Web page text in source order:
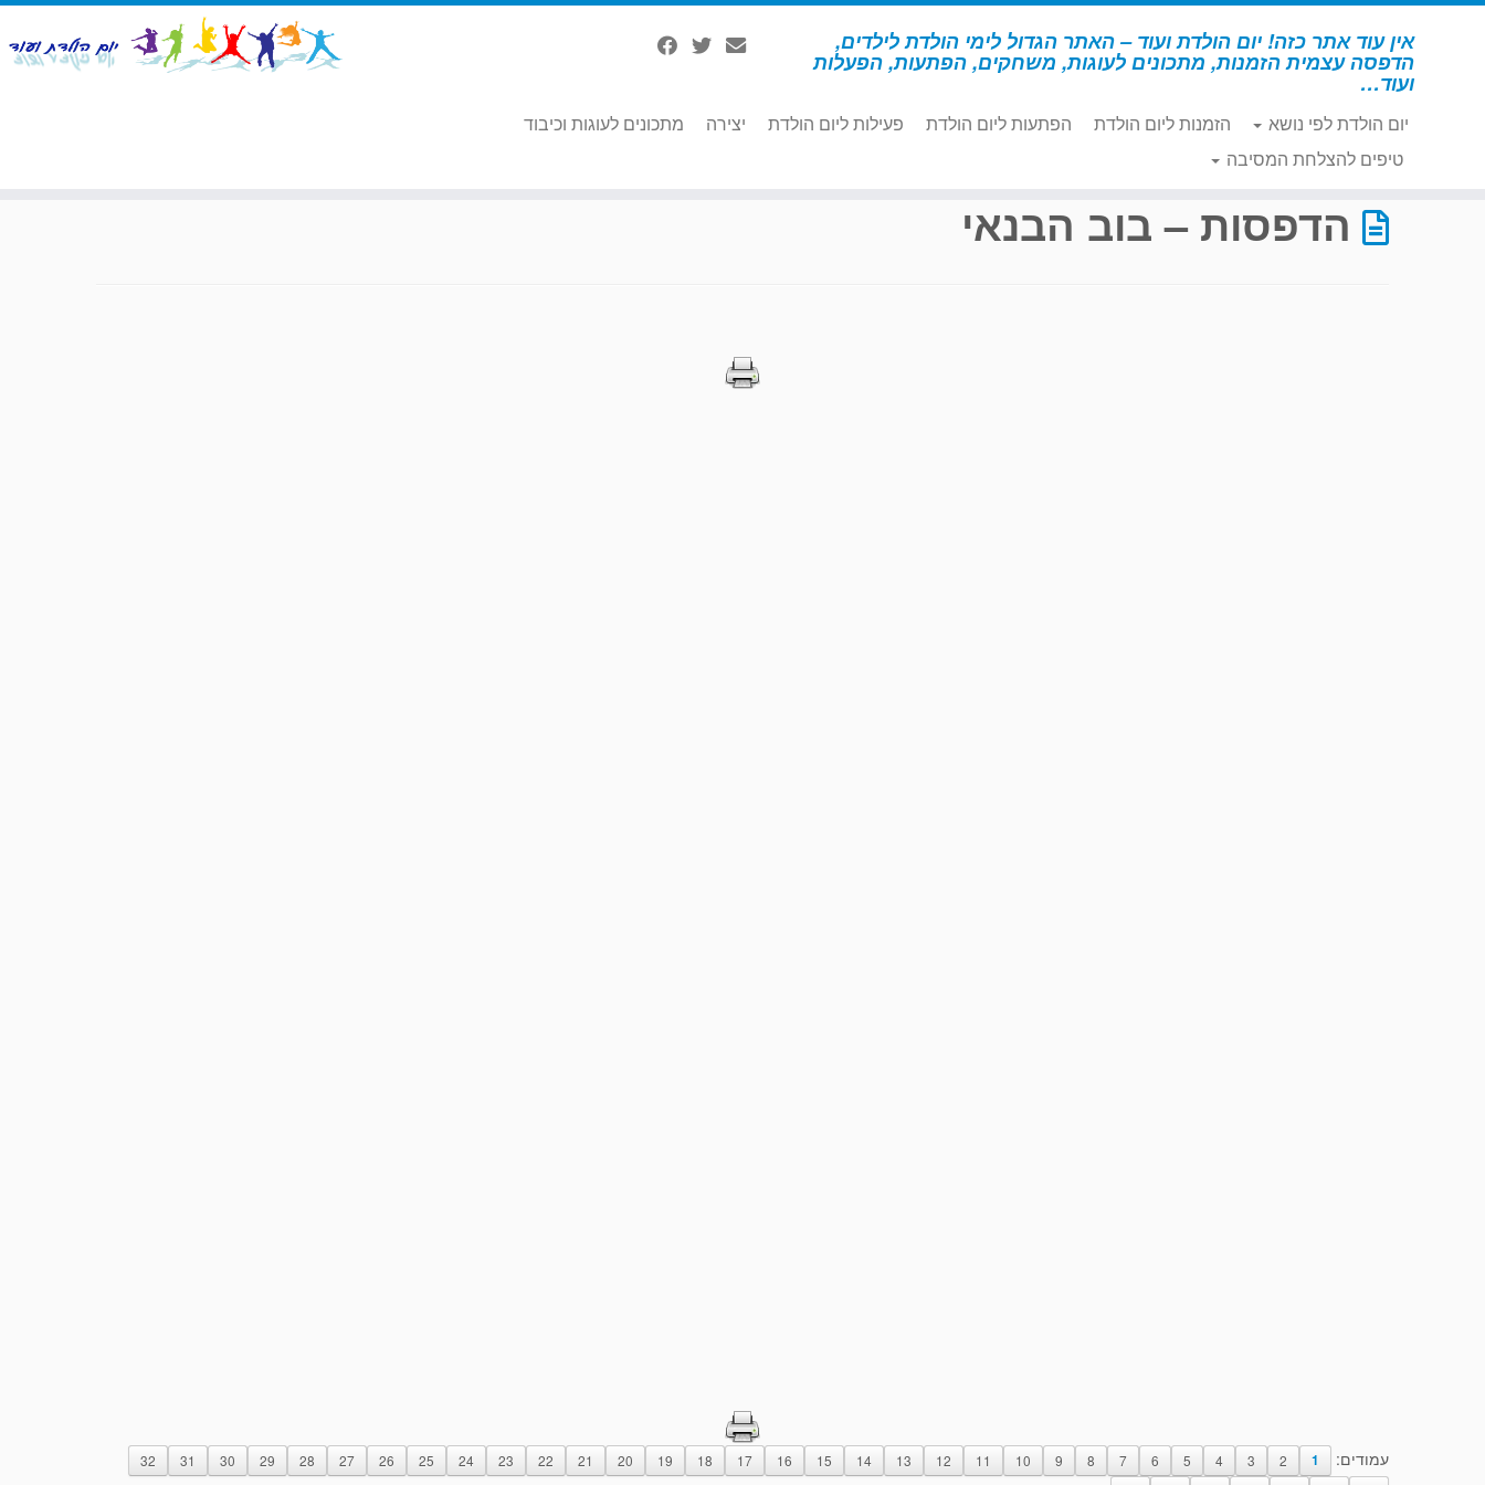
דלג
אין עוד אתר כזה! יום הולדת ועוד – האתר הגדול לימי הולדת לילדים,
הדפסה עצמית הזמנות, מתכונים לעוגות, משחקים, הפתעות, הפעלות
ועוד…
יום הולדת לפי נושא הזמנות ליום הולדת הפתעות ליום הולדת פעילות ליום הולדת יצירה
מתכונים לעוגות וכיבוד
טיפים להצלחת המסיבה
דף הבית » הדפסות – בוב הבנאי
הדפסות – בוב הבנאי
עמודים: 1
2
3
4
5
6
7
8
9
10
11
12
13
14
15
16
17
18
19
20
21
22
23
24
25
26
27
28
29
30
31
32